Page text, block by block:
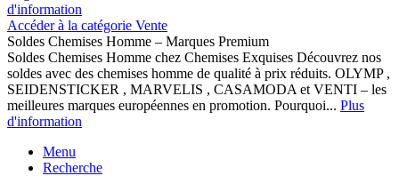
d'information
Accéder à la catégorie Vente
Soldes Chemises Homme – Marques Premium
Soldes Chemises Homme chez Chemises Exquises Découvrez nos
soldes avec des chemises homme de qualité à prix réduits. OLYMP ,
SEIDENSTICKER , MARVELIS , CASAMODA et VENTI – les
meilleures marques européennes en promotion. Pourquoi... Plus
d'information
Menu
Recherche